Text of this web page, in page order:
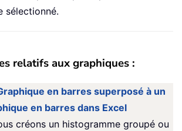
sélectionné.
relatifs aux graphiques :
en barres superposé à un
en barres dans Excel
créons un histogramme groupé ou